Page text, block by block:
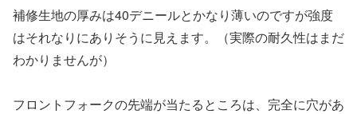
補修生地の厚みは40デニールとかなり薄いのですが強度
はそれなりにありそうに見えます。（実際の耐久性はまだ
わかりませんが）
フロントフォークの先端が当たるところは、完全に穴があ